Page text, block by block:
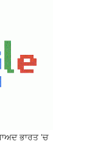
ਭਾਰਤ 'ਚ